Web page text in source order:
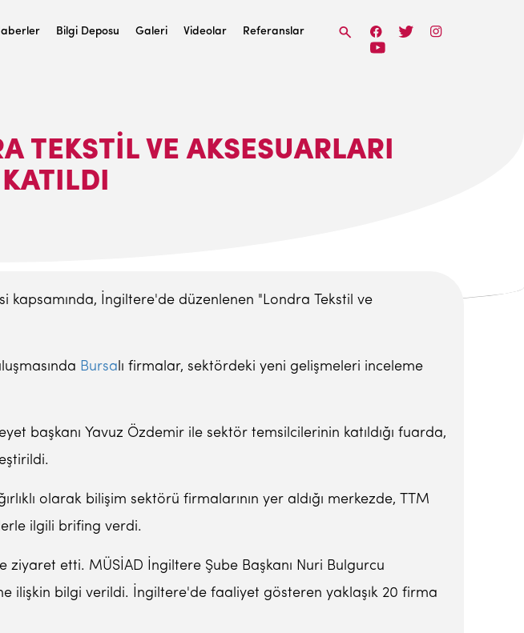
Bilgi Deposu Galeri Videolar
Referanslar
TEKSTIL VE AKSESUARLARI
kapsamında, İngiltere'de düzenlenen "Londra Tekstil ve
Bursalı firmalar, sektördeki yeni gelişmeleri inceleme
başkanı Yavuz Özdemir ile sektör temsilcilerinin katıldığı fuarda,
olarak bilişim sektörü firmalarının yer aldığı merkezde, TTM
ilgili brifing verdi.
etti. MÜSİAD İngiltere Şube Başkanı Nuri Bulgurcu
ilişkin bilgi verildi. İngiltere'de faaliyet gösteren yaklaşık 20 firma